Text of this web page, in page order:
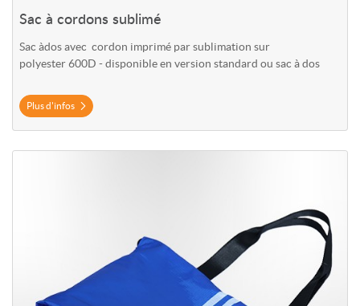
Sac à cordons sublimé
Sac àdos avec cordon imprimé par sublimation sur
polyester 600D - disponible en version standard ou sac à dos
Plus d'infos